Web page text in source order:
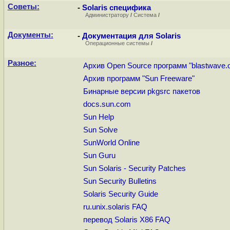
Советы: - Solaris специфика
Администратору / Система /
Документы: - Документация для Solaris
Операционные системы /
Разное:
Архив Open Source программ
Архив программ "Sun Freeware"
Бинарные версии pkgsrc пакетов
docs.sun.com
Sun Help
Sun Solve
SunWorld Online
Sun Guru
Sun Solaris - Security Patches
Sun Security Bulletins
Solaris Security Guide
ru.unix.solaris FAQ
перевод Solaris X86 FAQ